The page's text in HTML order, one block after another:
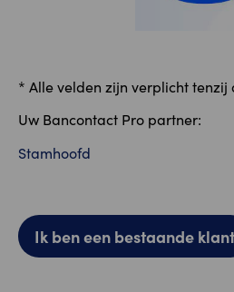
* Alle velden zijn verplicht
Uw Bancontact Pro partner:
Stamhoofd
Ik ben een bestaande klant